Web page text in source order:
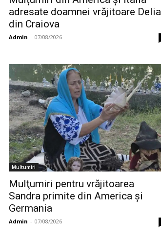
adresate doamnei vrăjitoare Delia
din Craiova
Admin - 07/08/2026
Multumiri
Mulţumiri pentru vrăjitoarea
Sandra primite din America și
Germania
Admin - 07/08/2026